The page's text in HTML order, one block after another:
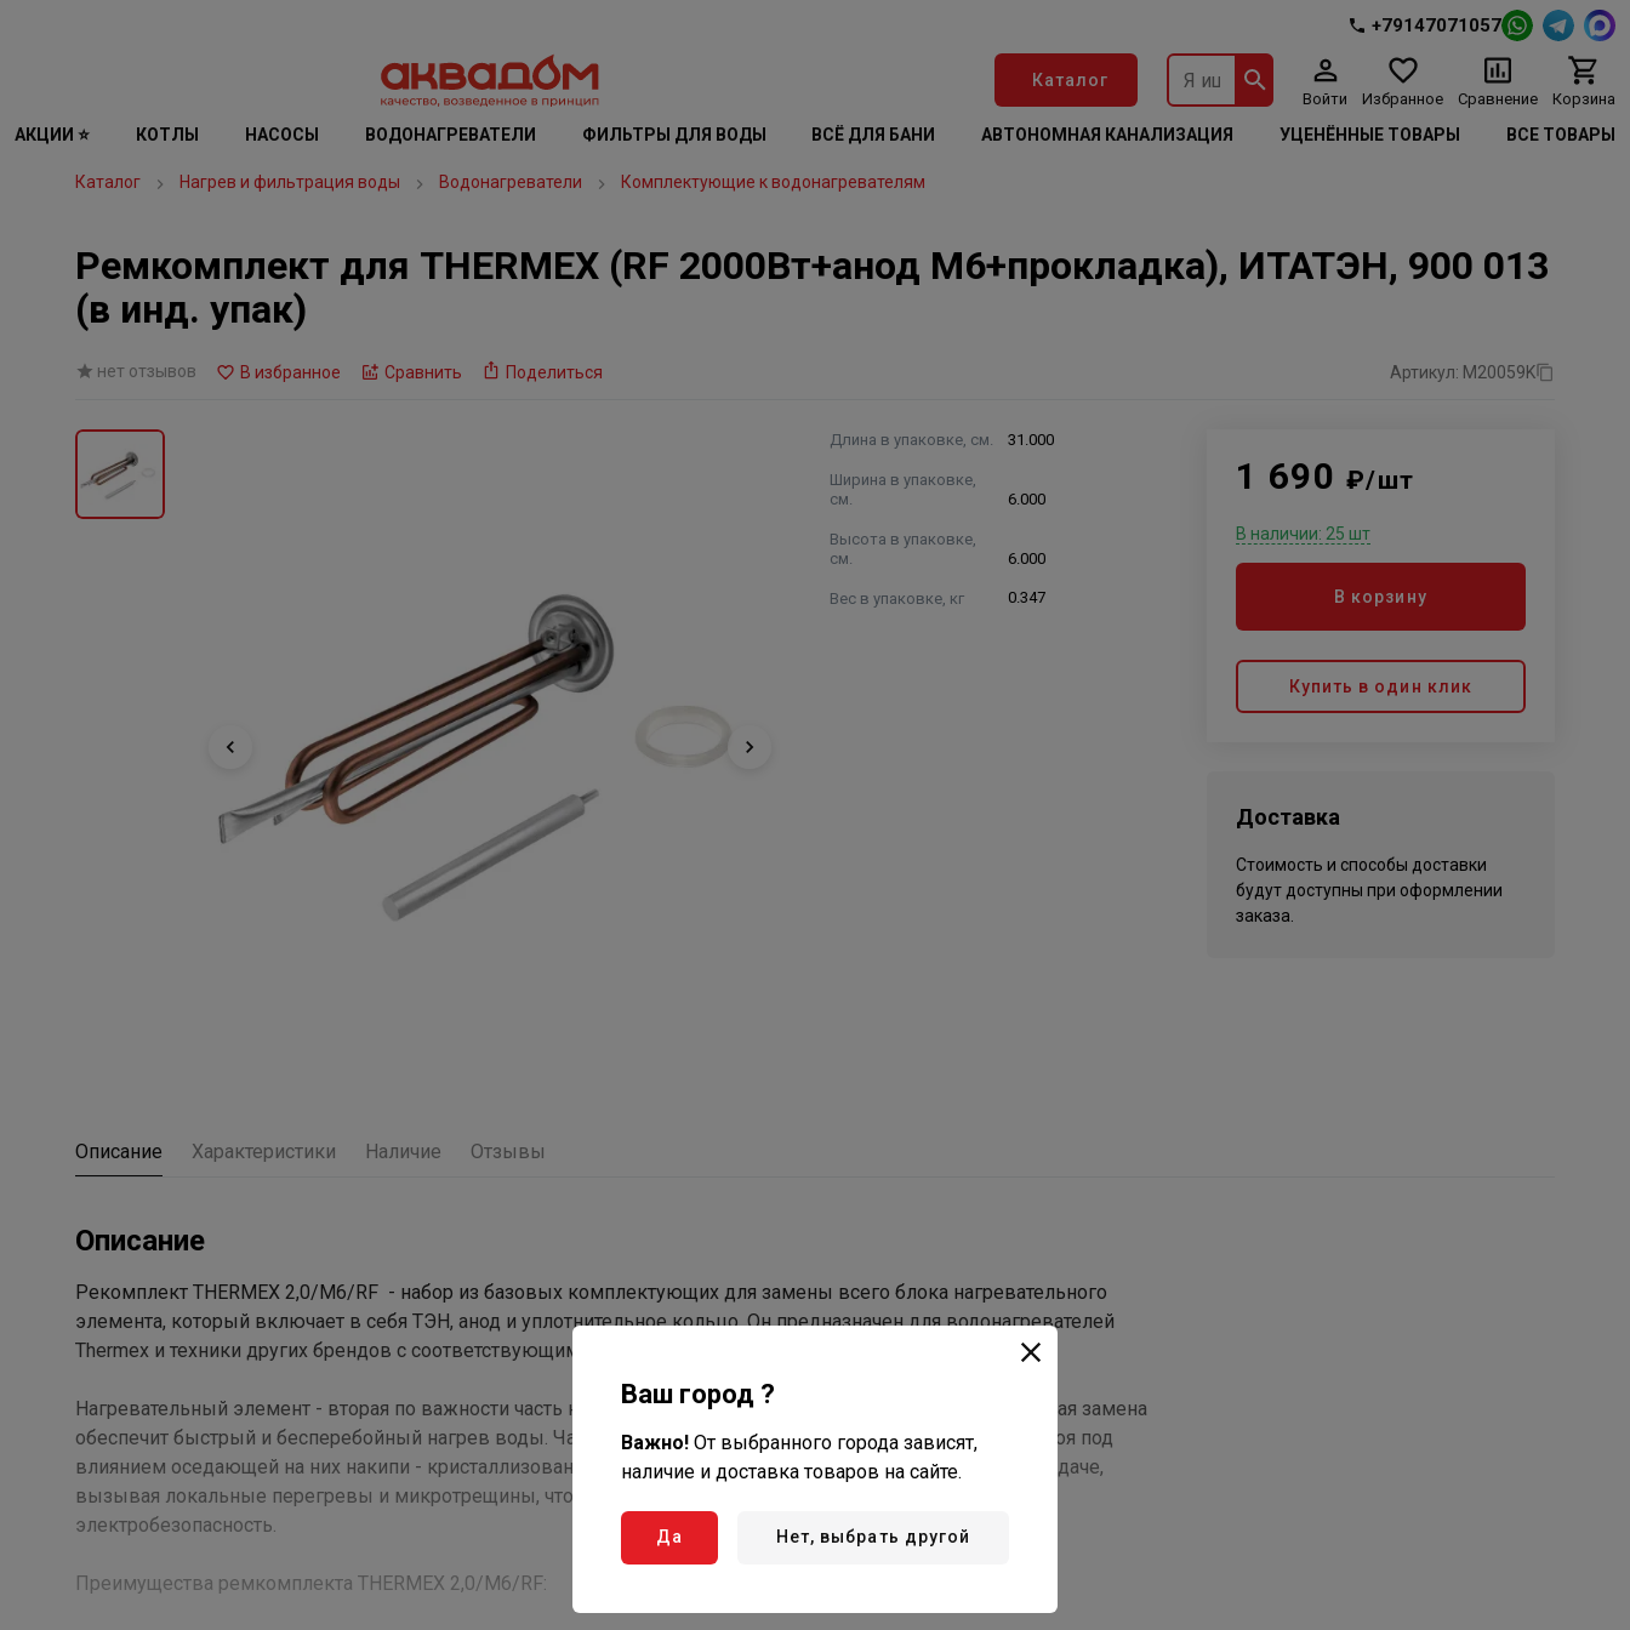
+79147071057
Каталог
Войти Избранное Сравнение Корзина
АКЦИИ ⭐ КОТЛЫ НАСОСЫ ВОДОНАГРЕВАТЕЛИ ФИЛЬТРЫ ДЛЯ ВОДЫ ВСЁ ДЛЯ БАНИ АВТОНОМНАЯ КАНАЛИЗАЦИЯ УЦЕНЁННЫЕ ТОВАРЫ ВСЕ ТОВАРЫ
Каталог Нагрев и фильтрация воды Водонагреватели Комплектующие к водонагревателям
Ремкомплект для THERMEX (RF 2000Вт+анод М6+прокладка), ИТАТЭН, 900 013
(в инд. упак)
нет отзывов В избранное Сравнить Поделиться Артикул: М20059K
Длина в упаковке, см. 31.000
Ширина в упаковке,
см.
6.000
Высота в упаковке,
см.
6.000
Вес в упаковке, кг 0.347
1 690 ₽/шт
В наличии: 25 шт
В корзину
Купить в один клик
Доставка
Стоимость и способы доставки
будут доступны при оформлении
заказа.
Описание Характеристики Наличие Отзывы
Описание
Рекомплект THERMEX 2,0/М6/RF - набор из базовых комплектующих для замены всего блока нагревательного
элемента, который включает в себя ТЭН, анод и уплотнительное кольцо. Он предназначен для водонагревателей
Thermex и техники других брендов с соответствующими мощностью и параметрами.
Нагревательный элемент - вторая по важности часть накопительного водонагревателя, а его своевременная замена
обеспечит быстрый и бесперебойный нагрев воды. Чаще всего нагревательные элементы выходят из строя под
влиянием оседающей на них накипи - кристаллизованные соли жесткости мешают нормальной теплопередаче,
вызывая локальные перегревы и микротрещины, что, в свою очередь, нарушает целостность ТЭНа и его
электробезопасность.
Преимущества ремкомплекта THERMEX 2,0/М6/RF:
Ваш город ?
Важно! От выбранного города зависят,
наличие и доставка товаров на сайте.
Да Нет, выбрать другой